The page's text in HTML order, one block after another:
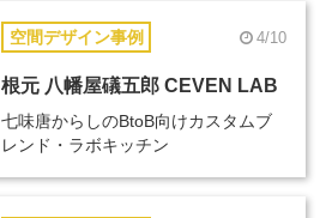
空間デザイン事例 4/10
根元 八幡屋礒五郎 CEVEN LAB
七味唐からしのBtoB向けカスタムブ
レンド・ラボキッチン